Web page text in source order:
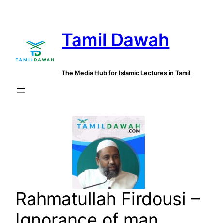
Tamil Dawah
The Media Hub for Islamic Lectures in Tamil
Rahmatullah Firdousi –